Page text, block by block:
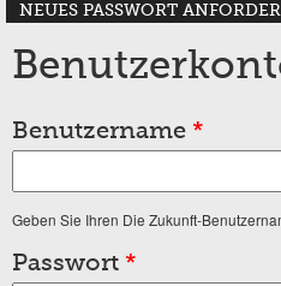
NEUES PASSWORT
Benutzername *
Geben Sie Ihren Die Zukunft-
Passwort *